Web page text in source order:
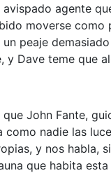
agente
moverse como
peaje
y Dave teme que
John Fante,
nadie las
y nos habla,
que habita